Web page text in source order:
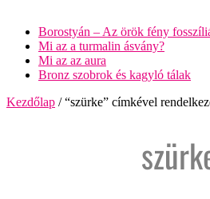
Kezdőlap / “szürke” címkével
Borostyán – Az örök fény
Mi az a turmalin ásvány?
Mi az az aura
Bronz szobrok és kagyló tálak